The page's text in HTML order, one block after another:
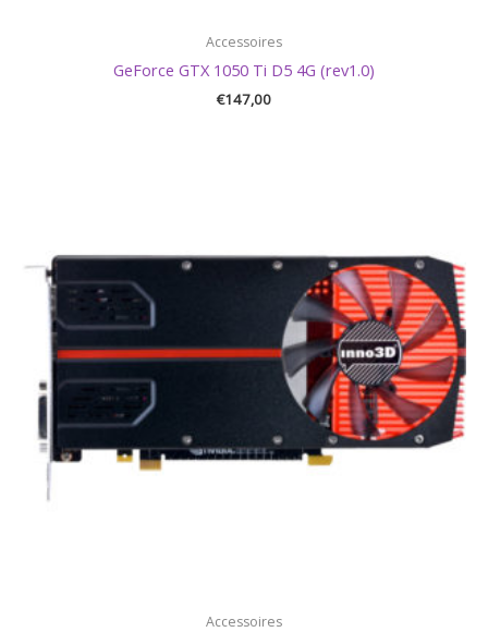
Accessoires
GeForce GTX 1050 Ti D5 4G (rev1.0)
€147,00
Accessoires